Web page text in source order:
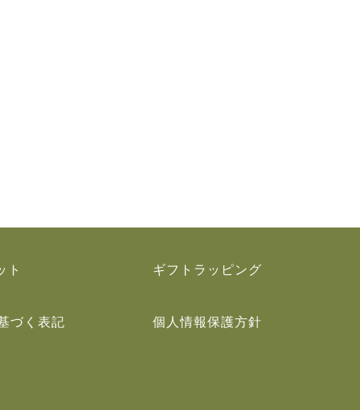
ト ギフトラッピング
づく表記 個人情報保護方針